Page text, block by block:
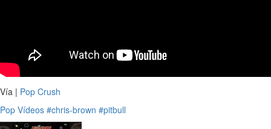
Vía | Pop Crush
Pop Vídeos #chris-brown #pitbull